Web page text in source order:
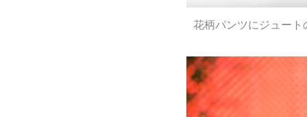
花柄パンツにジュー